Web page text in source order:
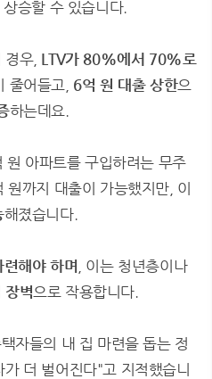
승할 수 있습니다.
우, LTV가 80%에서 70%로
줄어들고, 6억 원 대출 상한으
하는데요.
아파트를 구입하려는 무주
까지 대출이 가능했지만, 이
해졌습니다.
해야 하며 , 이는 청년층이나
장벽으로 작용합니다.
자들의 내 집 마련을 돕는 정
더 벌어진다"고 지적했습니